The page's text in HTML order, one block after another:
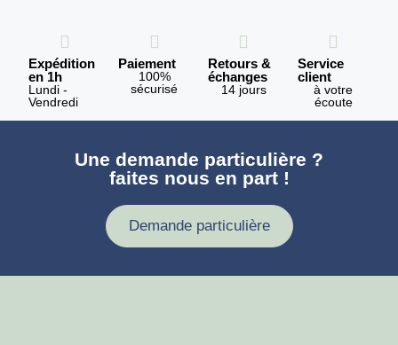
Expédition
en 1h
Lundi -
Vendredi
Paiement
100%
sécurisé
Retours &
échanges
14 jours
Service
client
à votre
écoute
Une demande particulière ?
faites nous en part !
Demande particulière